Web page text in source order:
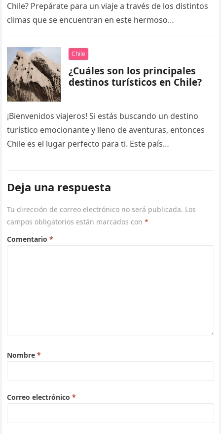
Chile? Prepárate para un viaje a través de los distintos
climas que se encuentran en este hermoso…
Chile
¿Cuáles son los principales
destinos turísticos en Chile?
¡Bienvenidos viajeros! Si estás buscando un destino
turístico emocionante y lleno de aventuras, entonces
Chile es el lugar perfecto para ti. Este país
Deja una respuesta
Tu dirección de correo electrónico no será publicada. Los
campos obligatorios están marcados con*
Comentario*
Nombre*
Correo electrónico*